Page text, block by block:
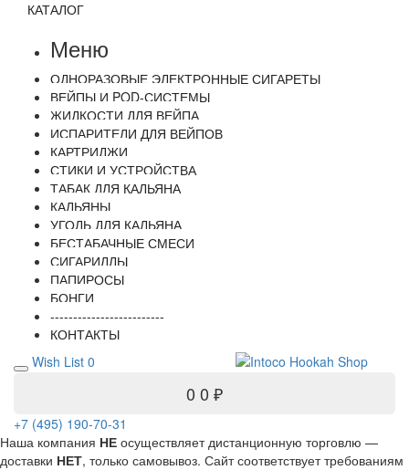
КАТАЛОГ
Меню
ОДНОРАЗОВЫЕ ЭЛЕКТРОННЫЕ СИГАРЕТЫ
ВЕЙПЫ И POD-СИСТЕМЫ
ЖИДКОСТИ ДЛЯ ВЕЙПА
ИСПАРИТЕЛИ ДЛЯ ВЕЙПОВ
КАРТРИДЖИ
СТИКИ И УСТРОЙСТВА
ТАБАК ДЛЯ КАЛЬЯНА
КАЛЬЯНЫ
УГОЛЬ ДЛЯ КАЛЬЯНА
БЕСТАБАЧНЫЕ СМЕСИ
СИГАРИЛЛЫ
ПАПИРОСЫ
БОНГИ
-------------------------
КОНТАКТЫ
Wish List 0
0 0 ₽
+7 (495) 190-70-31
Наша компания НЕ осуществляет дистанционную торговлю —
доставки НЕТ, только самовывоз. Сайт соответствует требованиям